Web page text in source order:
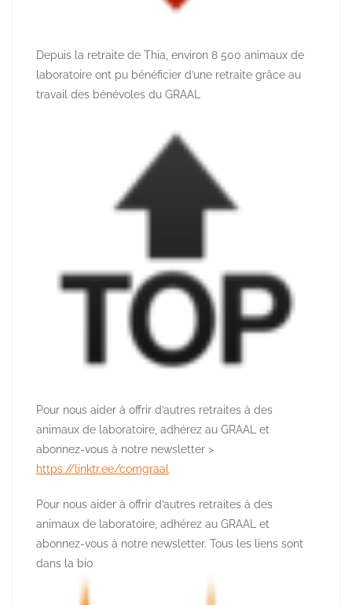
Depuis la retraite de Thia, environ 8 500 animaux de
laboratoire ont pu bénéficier d’une retraite grâce au
travail des bénévoles du GRAAL
Pour nous aider à offrir d’autres retraites à des
animaux de laboratoire, adhérez au GRAAL et
abonnez-vous à notre newsletter >
https://linktr.ee/comgraal
Pour nous aider à offrir d’autres retraites à des
animaux de laboratoire, adhérez au GRAAL et
abonnez-vous à notre newsletter. Tous les liens sont
dans la bio